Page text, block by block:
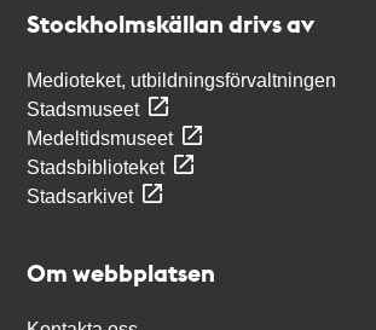
Stockholmskällan drivs av
Medioteket, utbildningsförvaltningen
Stadsmuseet
Medeltidsmuseet
Stadsbiblioteket
Stadsarkivet
Om webbplatsen